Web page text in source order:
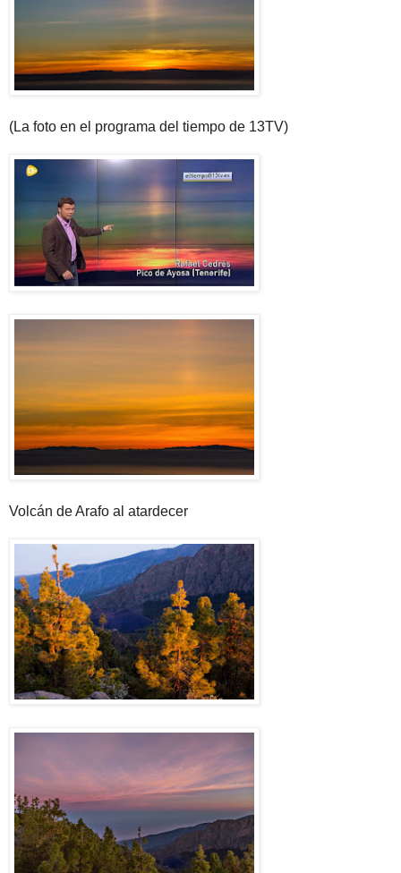
(La foto en el programa del tiempo de 13TV)
Volcán de Arafo al atardecer